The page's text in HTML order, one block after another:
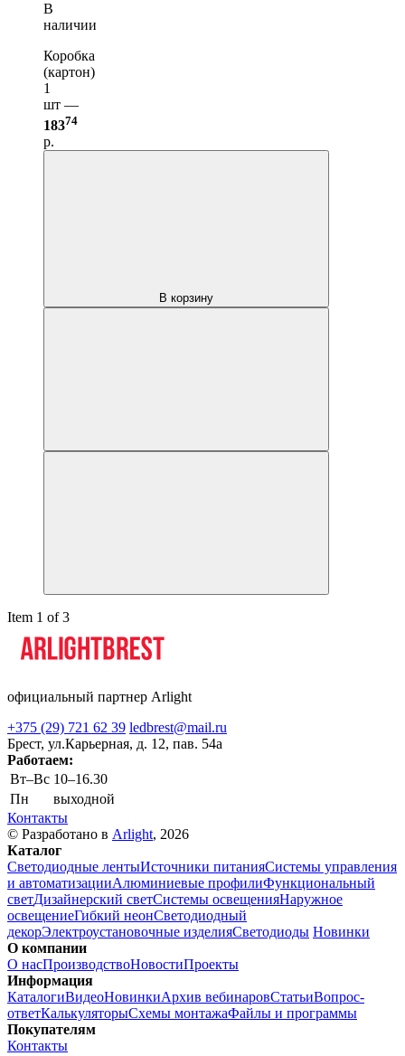
В
наличии
Коробка
(картон)
1
шт —
18374
р.
В корзину
Item 1 of 3
официальный партнер Arlight
+375 (29) 721 62 39 ledbrest@mail.ru
Брест, ул.Карьерная, д. 12, пав. 54а
Работаем:
Вт–Вс 10–16.30
Пн
выходной
Контакты
© Разработано в Arlight, 2026
Каталог
Светодиодные лентыИсточники питанияСистемы управления
и автоматизацииАлюминиевые профилиФункциональный
светДизайнерский светСистемы освещенияНаружное
освещениеГибкий неонСветодиодный
декорЭлектроустановочные изделияСветодиоды Новинки
О компании
О насПроизводствоНовостиПроекты
Информация
КаталогиВидеоНовинкиАрхив вебинаровСтатьиВопрос-
ответКалькуляторыСхемы монтажаФайлы и программы
Покупателям
Контакты